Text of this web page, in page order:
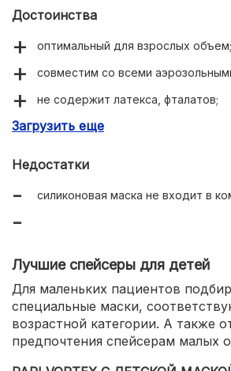
Достоинства
оптимальный для взрослых объем;
совместим со всеми
не содержит латекса, фталатов;
клапан вдох/выдох;
Загрузить еще
Недостатки
силиконовая маска не входит в
Лучшие спейсеры для детей
Для маленьких пациентов
специальные маски,
возрастной категории. А также
предпочтения спейсерам малых